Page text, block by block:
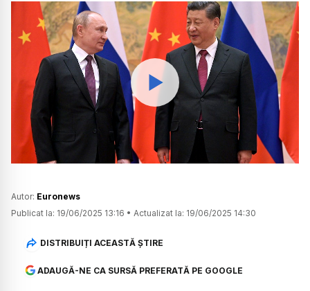
Watch
Autor: Euronews
Publicat la: 19/06/2025 13:16 • Actualizat la: 19/06/2025 14:30
DISTRIBUIȚI ACEASTĂ ȘTIRE
ADAUGĂ-NE CA SURSĂ PREFERATĂ PE GOOGLE